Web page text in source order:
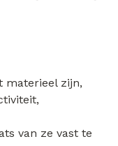
materieel zijn,
van ze vast te